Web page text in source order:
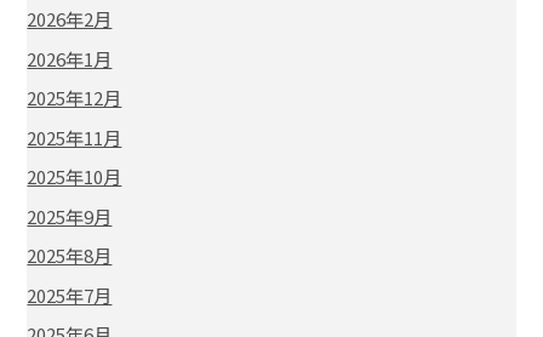
2026年2月
2026年1月
2025年12月
2025年11月
2025年10月
2025年9月
2025年8月
2025年7月